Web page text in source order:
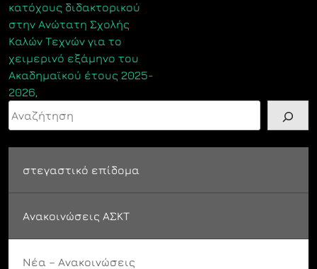
κατόχους διδακτορικού
στην Ανώτατη Σχολής
Καλών Τεχνών για το
χειμερινό εξάμηνο του
Ακαδημαϊκού έτους 2025-
2026,
Αναζήτηση
στεγαστικό επίδομα
Ανακοινώσεις ΑΣΚΤ
Νέα – Ανακοινώσεις